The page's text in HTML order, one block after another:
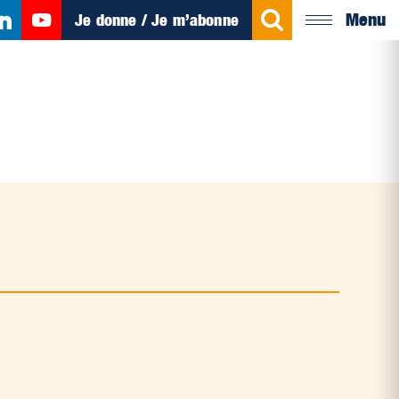
Je donne / Je m’abonne Menu